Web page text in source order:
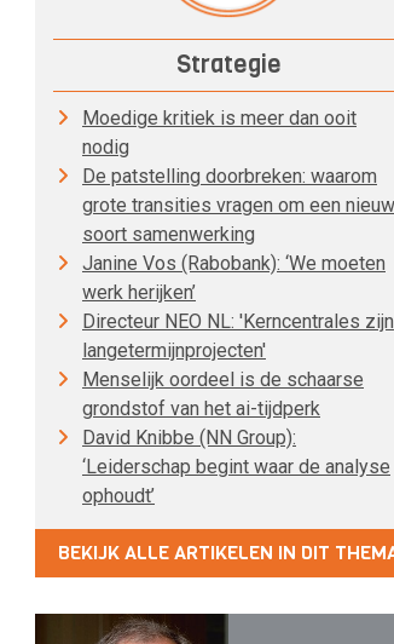
Strategie
Moedige kritiek is meer dan ooit
nodig
De patstelling doorbreken: waarom
grote transities vragen om een nieuw
soort samenwerking
Janine Vos (Rabobank): ‘We moeten
werk herijken’
Directeur NEO NL: 'Kerncentrales zijn
langetermijnprojecten'
Menselijk oordeel is de schaarse
grondstof van het ai-tijdperk
David Knibbe (NN Group):
‘Leiderschap begint waar de analyse
ophoudt’
BEKIJK ALLE ARTIKELEN IN DIT